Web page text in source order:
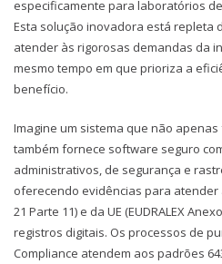
especificamente para laboratórios
Esta solução inovadora está repleta
atender às rigorosas demandas da
mesmo tempo em que prioriza a
benefício.
Imagine um sistema que não
também fornece software seguro
administrativos, de segurança e
oferecendo evidências para atender
21 Parte 11) e da UE (EUDRALEX
registros digitais. Os processos de
Compliance atendem aos padrões